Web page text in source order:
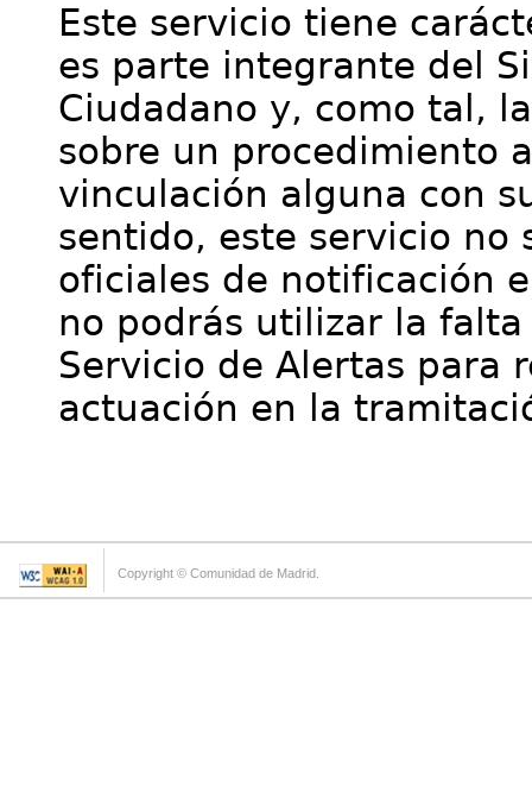
Este servicio tiene
es parte integrante del
Ciudadano y, como tal,
sobre un procedimiento
vinculación alguna con
sentido, este servicio no
oficiales de notificación
no podrás utilizar la
Servicio de Alertas para
actuación en la
Copyright © Comunidad de Madrid.